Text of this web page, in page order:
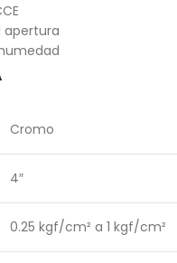
apertura
Cromo
4″
0.25 kgf/cm² a 1 kgf/cm²